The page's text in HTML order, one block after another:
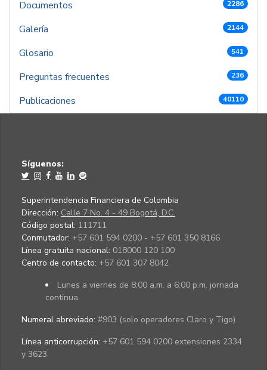
Documentos 2286
Galería 2144
Glosario 541
Preguntas frecuentes 236
Publicaciones 40110
Síguenos:
Superintendencia Financiera de Colombia
Dirección: Calle 7 No. 4 - 49 Bogotá, D.C.
Código postal: 111711
Conmutador: +57 601 594 0200 - +57 601 350 8166
Línea gratuita nacional: 018000 120 100
Centro de contacto: +57 601 307 8042
Lunes a viernes de 8:00 a.m. a 6:00 p.m. jornada
continua.
Numeral abreviado: #903 (solo operadores Claro y Tigo)
Línea anticorrupción: +57 601 594 0200 extensiones 2334
y 3623